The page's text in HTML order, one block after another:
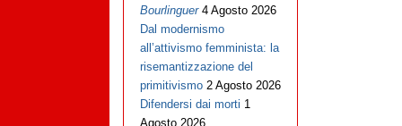
Bourlinguer 4 Agosto 2026
Dal modernismo
all’attivismo femminista: la
risemantizzazione del
primitivismo 2 Agosto 2026
Difendersi dai morti 1
Agosto 2026